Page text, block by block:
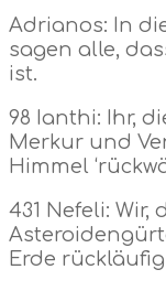
Adrianos: In
sagen alle,
ist.
98 Ianthi: Ihr,
Merkur und
Himmel
431 Nefeli:
Erde